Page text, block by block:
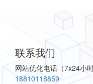
联系我们
网站优化电话 （7x24小时
18810118859